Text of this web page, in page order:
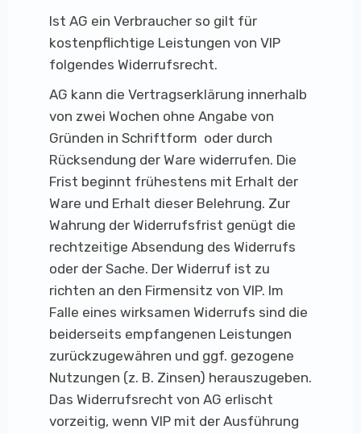
Ist AG ein Verbraucher so gilt für
kostenpflichtige Leistungen von VIP
folgendes Widerrufsrecht.
AG kann die Vertragserklärung innerhalb
von zwei Wochen ohne Angabe von
Gründen in Schriftform oder durch
Rücksendung der Ware widerrufen. Die
Frist beginnt frühestens mit Erhalt der
Ware und Erhalt dieser Belehrung. Zur
Wahrung der Widerrufsfrist genügt die
rechtzeitige Absendung des Widerrufs
oder der Sache. Der Widerruf ist zu
richten an den Firmensitz von VIP. Im
Falle eines wirksamen Widerrufs sind die
beiderseits empfangenen Leistungen
zurückzugewähren und ggf. gezogene
Nutzungen (z. B. Zinsen) herauszugeben.
Das Widerrufsrecht von AG erlischt
vorzeitig, wenn VIP mit der Ausführung